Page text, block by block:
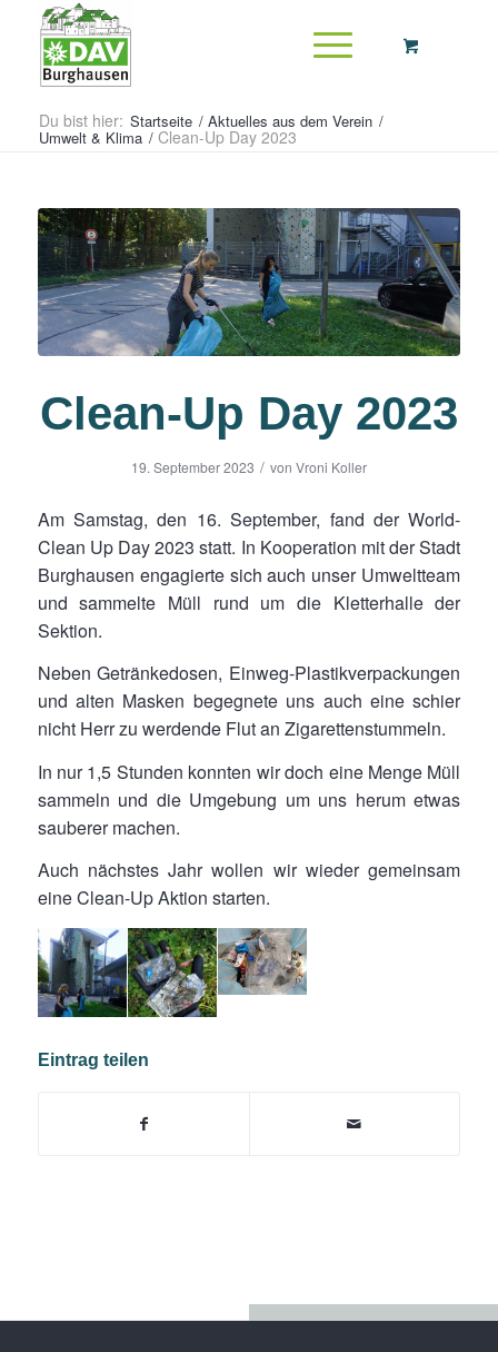
Du bist hier: Startseite / Aktuelles aus dem Verein /
Umwelt & Klima / Clean-Up Day 2023
Clean-Up Day 2023
19. September 2023 / von Vroni Koller
Am Samstag, den 16. September, fand der World-
Clean Up Day 2023 statt. In Kooperation mit der Stadt
Burghausen engagierte sich auch unser Umweltteam
und sammelte Müll rund um die Kletterhalle der
Sektion.
Neben Getränkedosen, Einweg-Plastikverpackungen
und alten Masken begegnete uns auch eine schier
nicht Herr zu werdende Flut an Zigarettenstummeln.
In nur 1,5 Stunden konnten wir doch eine Menge Müll
sammeln und die Umgebung um uns herum etwas
sauberer machen.
Auch nächstes Jahr wollen wir wieder gemeinsam
eine Clean-Up Aktion starten.
Eintrag teilen